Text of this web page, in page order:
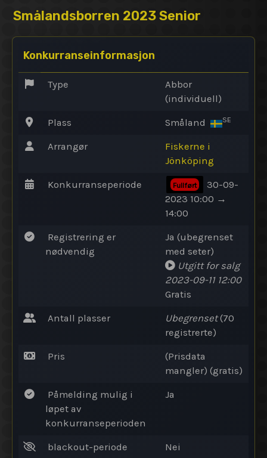
Smålandsborren 2023 Senior
Konkurranseinformasjon
Type
Abbor
(individuell)
Plass Småland SE
Arrangør
Fiskerne i
Jönköping
Konkurranseperiode Fullført
30-09-
2023 10:00 →
14:00
Registrering er
nødvendig
Ja (ubegrenset
med seter)
Utgitt for salg
2023-09-11 12:00
Gratis
Antall plasser Ubegrenset(70
registrerte)
Pris
(Prisdata
mangler) (gratis)
Påmelding mulig i
løpet av
konkurranseperioden
Ja
blackout-periode Nei